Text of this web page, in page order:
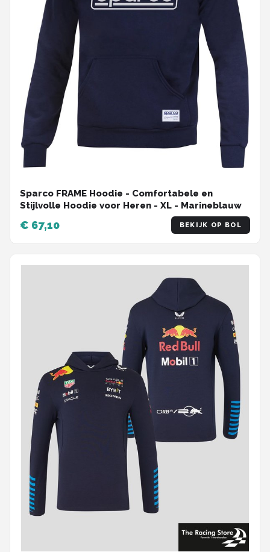
Sparco FRAME Hoodie - Comfortabele en
Stijlvolle Hoodie voor Heren - XL - Marineblauw
€ 67,10 BEKIJK OP BOL